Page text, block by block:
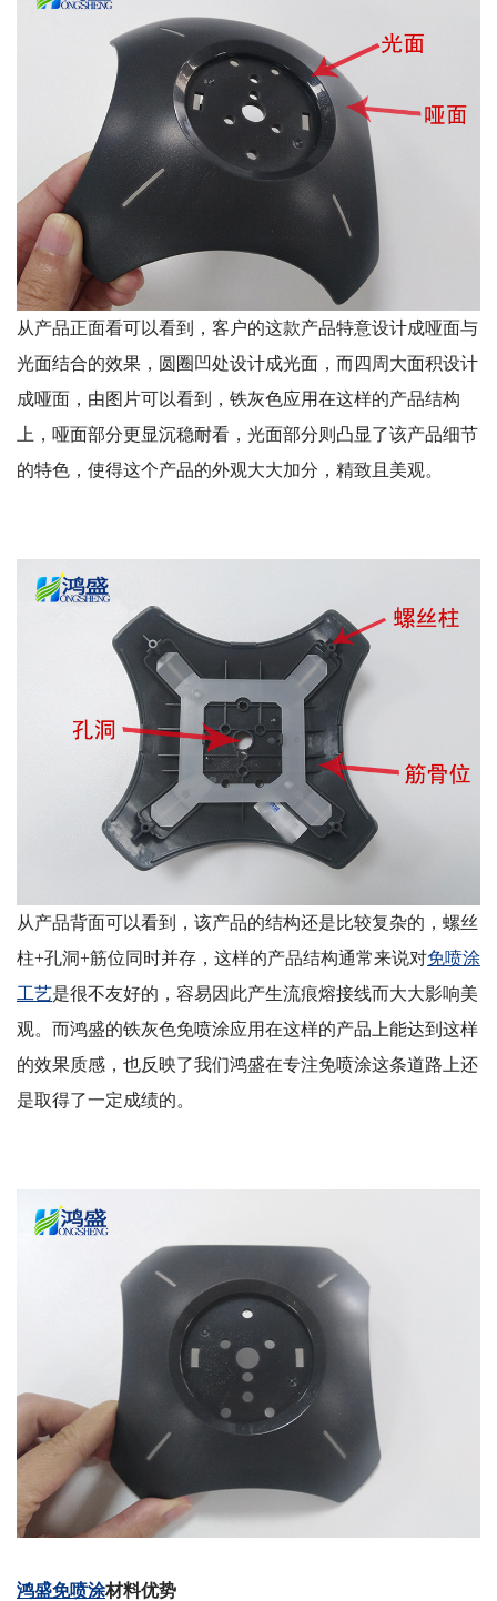
从产品正面看可以看到，客户的这款产品特意设计成哑面与
光面结合的效果，圆圈凹处设计成光面，而四周大面积设计
成哑面，由图片可以看到，铁灰色应用在这样的产品结构
上，哑面部分更显沉稳耐看，光面部分则凸显了该产品细节
的特色，使得这个产品的外观大大加分，精致且美观。
从产品背面可以看到，该产品的结构还是比较复杂的，螺丝
柱+孔洞+筋位同时并存，这样的产品结构通常来说对免喷涂
工艺是很不友好的，容易因此产生流痕熔接线而大大影响美
观。而鸿盛的铁灰色免喷涂应用在这样的产品上能达到这样
的效果质感，也反映了我们鸿盛在专注免喷涂这条道路上还
是取得了一定成绩的。
鸿盛免喷涂材料优势